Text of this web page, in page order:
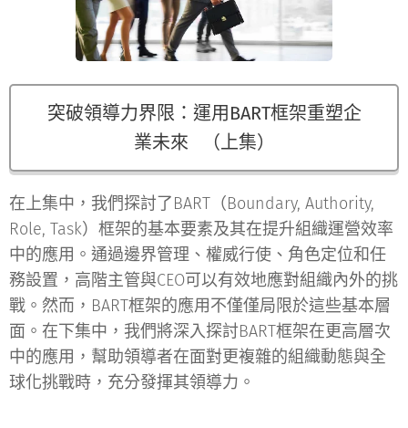
突破領導力界限：運用BART框架重塑企
業未來 （上集）
在上集中，我們探討了BART（Boundary, Authority,
Role, Task）框架的基本要素及其在提升組織運營效率
中的應用。通過邊界管理、權威行使、角色定位和任
務設置，高階主管與CEO可以有效地應對組織內外的挑
戰。然而，BART框架的應用不僅僅局限於這些基本層
面。在下集中，我們將深入探討BART框架在更高層次
中的應用，幫助領導者在面對更複雜的組織動態與全
球化挑戰時，充分發揮其領導力。